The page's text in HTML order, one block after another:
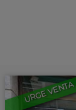
URGE VENTA